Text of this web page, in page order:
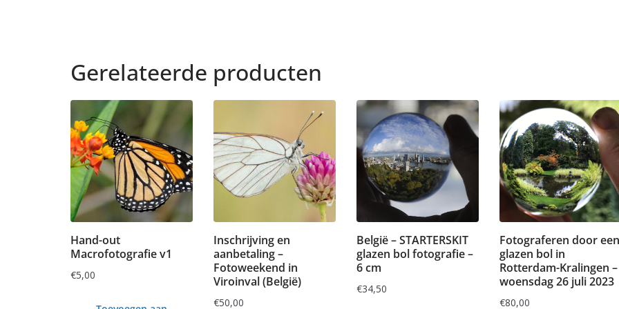
Gerelateerde producten
Hand-out
Macrofotografie v1
€5,00
Inschrijving en
aanbetaling –
Fotoweekend in
Viroinval (België)
€50,00
België – STARTERSKIT
glazen bol fotografie –
6 cm
€34,50
Fotograferen door een
glazen bol in
Rotterdam-Kralingen –
woensdag 26 juli 2023
€80,00